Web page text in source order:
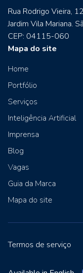
Rua Rodrigo Vieira,
Jardim Vila Mariana.
CEP: 04115-060
Mapa do site
Home
Portfólio
Serviços
Inteligência Artificial
Imprensa
Blog
Vagas
Guia da Marca
Mapa do site
Termos de serviço